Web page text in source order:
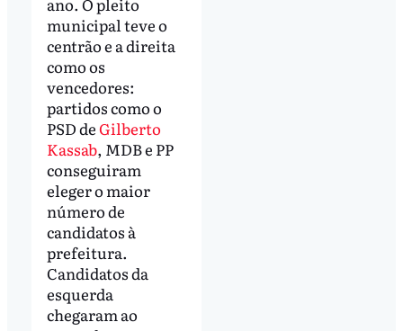
municipal teve o
centrão e a direita
como os
vencedores:
partidos como o
PSD deGilberto
Kassab, MDB e PP
conseguiram
eleger o maior
número de
candidatos à
prefeitura.
Candidatos da
esquerda
chegaram ao